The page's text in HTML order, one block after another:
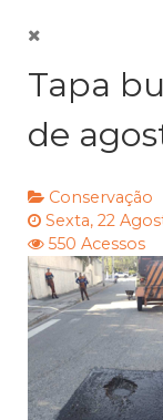
Tapa
de
Conservação
Sexta, 22
550 Acessos